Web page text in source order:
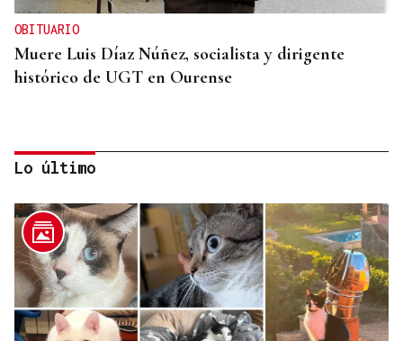
OBITUARIO
Muere Luis Díaz Núñez, socialista y dirigente
histórico de UGT en Ourense
Lo último